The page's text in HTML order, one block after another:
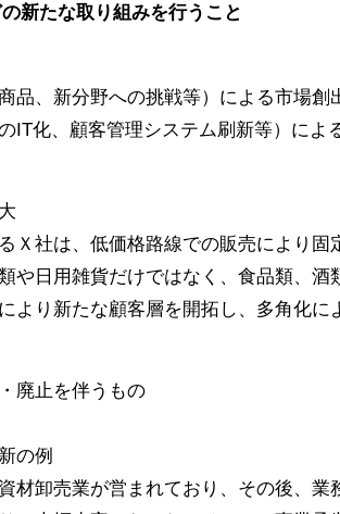
新たな取り組みを行うこと
品、新分野への挑戦等）による市場創
IT化、顧客管理システム刷新等）によ
Ｘ社は、低価格路線での販売により固
や日用雑貨だけではなく、食品類、
より新たな顧客層を開拓し、多角化に
廃止を伴うもの
の例
材卸売業が営まれており、その後、業